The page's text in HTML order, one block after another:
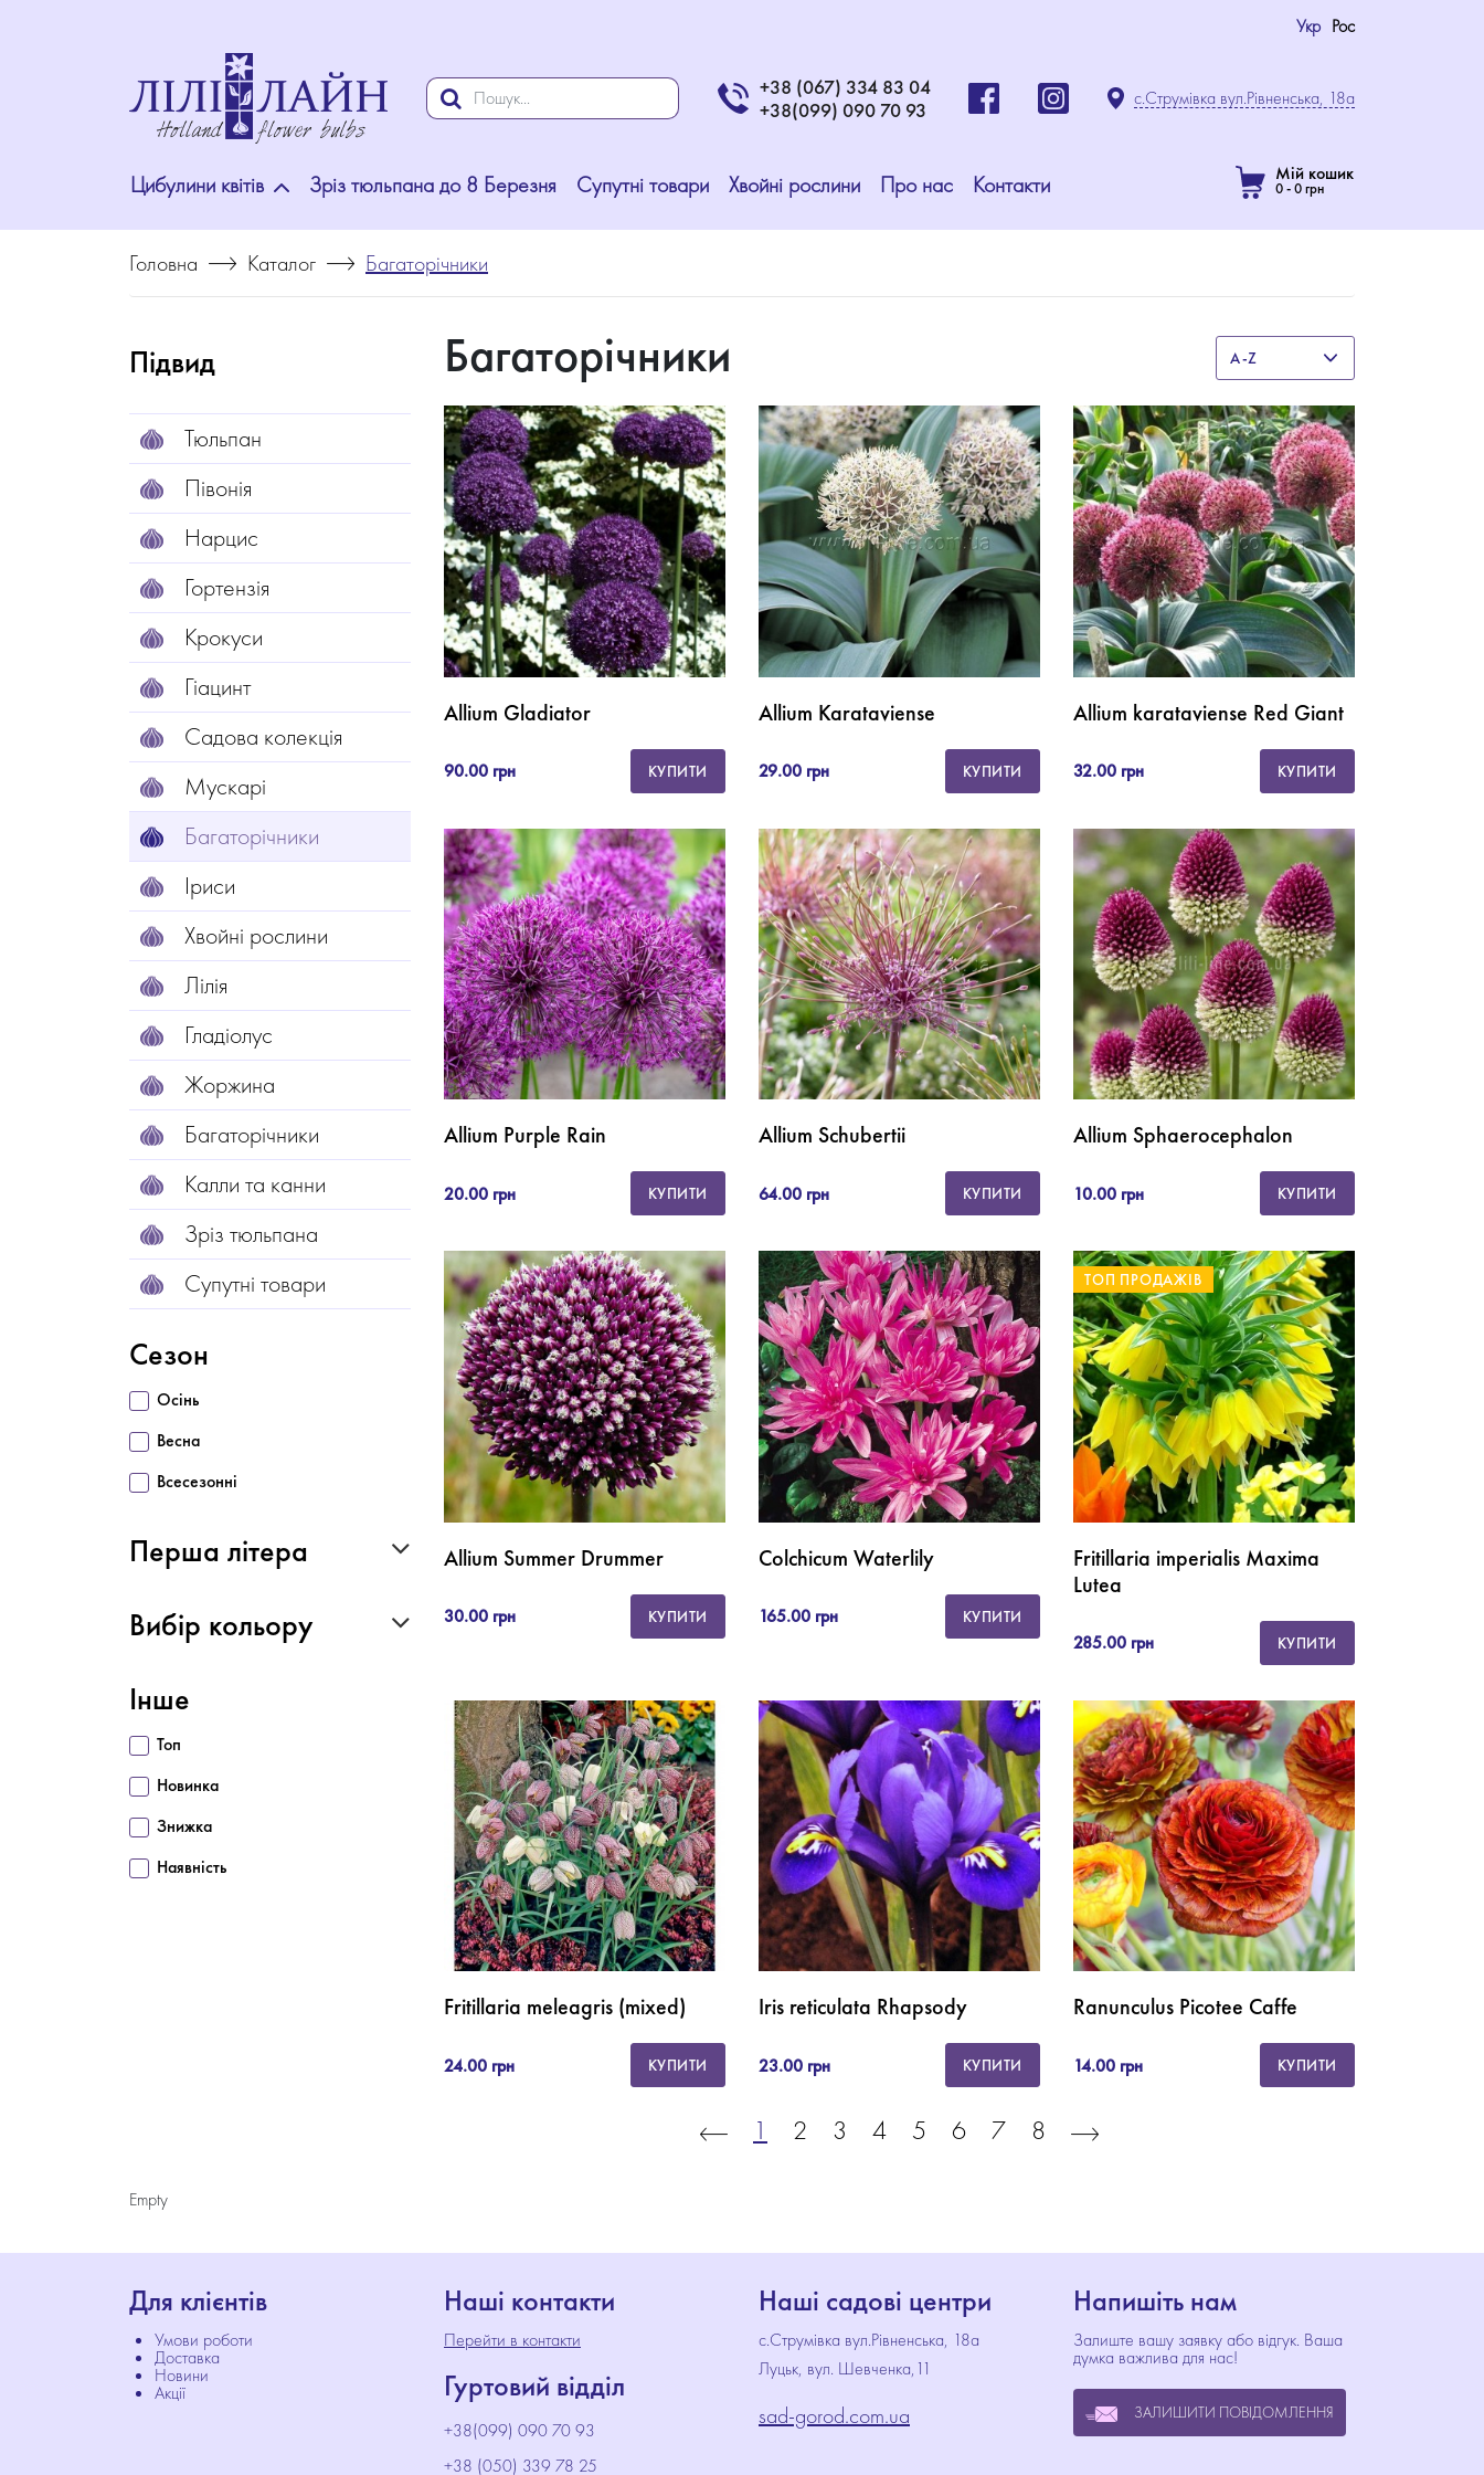
Укр Рос
+38 (067) 334 83 04
+38(099) 090 70 93
с.Струмівка вул.Рівненська, 18а
Цибулини квітів Зріз тюльпана до 8 Березня Супутні товари Хвойні рослини Про нас Контакти Мій кошик
0-0грн
Головна Каталог Багаторічники
Підвид
Тюльпан
Півонія
Нарцис
Гортензія
Крокуси
Гіацинт
Садова колекція
Мускарі
Багаторічники
Іриси
Хвойні рослини
Лілія
Гладіолус
Жоржина
Багаторічники
Калли та канни
Зріз тюльпана
Супутні товари
Сезон
Осінь
Весна
Всесезонні
Перша літера
Вибір кольору
Інше
Топ
Новинка
Знижка
Наявність
Багаторічники
Allium Gladiator
90.00 грн КУПИТИ
Allium Karataviense
29.00 грн КУПИТИ
Allium karataviense Red Giant
32.00 грн КУПИТИ
Allium Purple Rain
20.00 грн КУПИТИ
Allium Schubertii
64.00 грн КУПИТИ
Allium Sphaerocephalon
10.00 грн КУПИТИ
Allium Summer Drummer
30.00 грн КУПИТИ
Colchicum Waterlily
165.00 грн КУПИТИ
ТОП ПРОДАЖІВ
Fritillaria imperialis Maxima
Lutea
285.00 грн КУПИТИ
Fritillaria meleagris (mixed)
24.00 грн КУПИТИ
Iris reticulata Rhapsody
23.00 грн КУПИТИ
Ranunculus Picotee Caffe
14.00 грн КУПИТИ
1 2 3 4 5 6 7 8
Empty
Для клієнтів
Умови роботи
Доставка
Новини
Акції
Наші контакти
Перейти в контакти
Гуртовий відділ
+38(099) 090 70 93
+38 (050) 339 78 25
Наші садові центри
с.Струмівка вул.Рівненська, 18а
Луцьк, вул. Шевченка,11
sad-gorod.com.ua
Напишіть нам
Залиште вашу заявку або відгук. Ваша
думка важлива для нас!
ЗАЛИШИТИ ПОВІДОМЛЕННЯ